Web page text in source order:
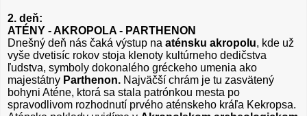
2. deň:
ATÉNY - AKROPOLA - PARTHENON
Dnešný deň nás čaká výstup naaténsku akropolu, kde už
vyše dvetisíc rokov stoja klenoty kultúrneho dedičstva
ľudstva, symboly dokonalého gréckeho umenia ako
majestátny Parthenon. Najväčší chrám je tu zasvätený
bohyni Aténe, ktorá sa stala patrónkou mesta po
spravodlivom rozhodnutí prvého aténskeho kráľa Kekropsa.